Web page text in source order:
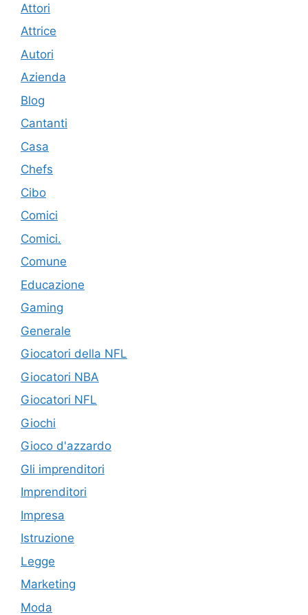
Attori
Attrice
Autori
Azienda
Blog
Cantanti
Casa
Chefs
Cibo
Comici
Comici.
Comune
Educazione
Gaming
Generale
Giocatori della NFL
Giocatori NBA
Giocatori NFL
Giochi
Gioco d'azzardo
Gli imprenditori
Imprenditori
Impresa
Istruzione
Legge
Marketing
Moda